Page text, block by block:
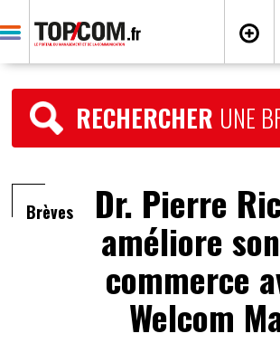
RECHERCHER UNE
Brèves Dr. Pierre
améliore
commerce
Welcom